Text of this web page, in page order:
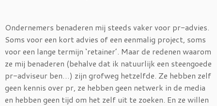
Ondernemers benaderen mij steeds vaker voor pr-advies.
Soms voor een kort advies of een eenmalig project, soms
voor een lange termijn ‘retainer’. Maar de redenen waarom
ze mij benaderen (behalve dat ik natuurlijk een steengoede
pr-adviseur ben…) zijn grofweg hetzelfde. Ze hebben zelf
geen kennis over pr, ze hebben geen netwerk in de media
en hebben geen tijd om het zelf uit te zoeken. En ze willen